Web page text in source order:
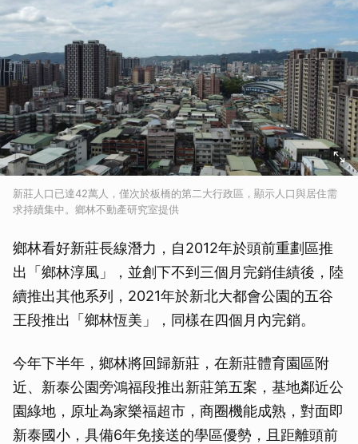
新莊人口已達42萬人，僅次於板橋的第二大行政區，顯示人口與居住需
求持續集中。鄉林不動產研究室提供
鄉林看好新莊長線潛力，自2012年於頭前重劃區推
出「鄉林淳風」，並創下不到三個月完銷佳績後，陸
續推出其他系列，2021年於新北大都會公園的五谷
王段推出「鄉林恆美」，同樣在四個月內完銷。
今年下半年，鄉林將回歸新莊，在新莊體育園區附
近、新泰公園旁鴻福段推出新莊第五案，基地鄰近公
園綠地，原址為家樂福超市，商圈機能成熟，對面即
新泰國小，具備6年免接送的學區優勢，且距離頭前